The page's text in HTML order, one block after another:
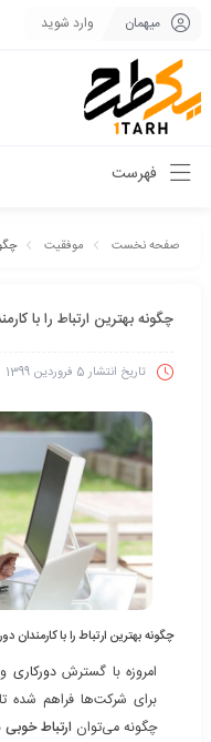
میهمان وارد شوید
فهرست
صفحه نخست موفقیت
چگونه بهترین ارتباط را با
تاریخ انتشار5 فروردین 1399
چگونه بهترین ارتباط را با کارمندان
امروزه با گسترشدورکاری
برای شرکت‌ها فراهم شده تا
چگونه می‌توان ارتباط خوبی